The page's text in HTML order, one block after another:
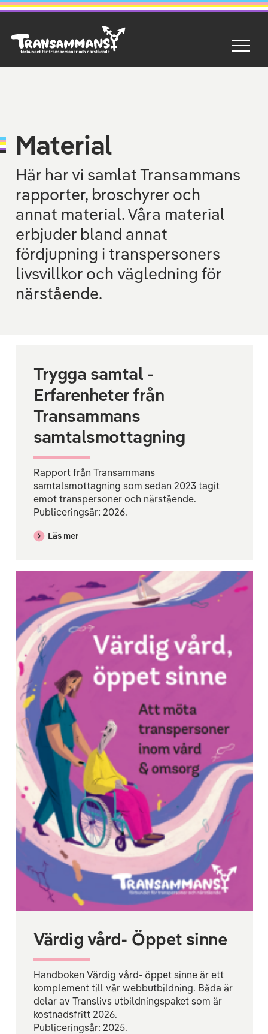
Material
Här har vi samlat Transammans
rapporter, broschyrer och
annat material. Våra material
erbjuder bland annat
fördjupning i transpersoners
livsvillkor och vägledning för
närstående.
Trygga samtal -
Erfarenheter från
Transammans
samtalsmottagning
Rapport från Transammans
samtalsmottagning som sedan 2023 tagit
emot transpersoner och närstående.
Publiceringsår: 2026.
Läs mer
Värdig vård- Öppet sinne
Handboken Värdig vård- öppet sinne är ett
komplement till vår webbutbildning. Båda är
delar av Translivs utbildningspaketsom är
kostnadsfritt 2026.
Publiceringsår: 2025.